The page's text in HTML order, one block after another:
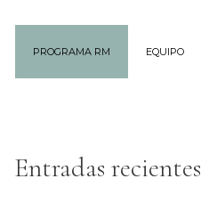
PROGRAMA RM EQUIPO
Entradas recientes